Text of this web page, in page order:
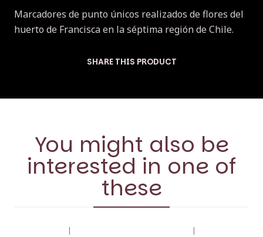
Marcadores de punto únicos realizados de flores del
huerto de Francisca en la séptima región de Chile.
SHARE THIS PRODUCT
You might also be
interested in one of
these
| |